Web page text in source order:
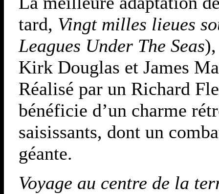
tard, Vingt milles lieues
Leagues Under The Seas
Kirk Douglas et James
Réalisé par un Richard
bénéficie d’un charme
saisissants, dont un
géante.
Voyage au centre de la